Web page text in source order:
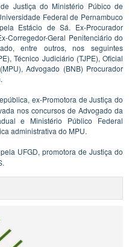
Justiça do Ministério Púbico de
Federal de Pernambuco
Estácio de Sá. Ex-Procurador
Corregedor-Geral Penitenciário do
entre outros, nos seguintes
Técnico Judiciário (TJPE), Oficial
Advogado (BNB) Procurador
ex-Promotora de Justiça do
nos concursos de Advogado da
e Ministério Público Federal
administrativa do MPU.
UFGD, promotora de Justiça do